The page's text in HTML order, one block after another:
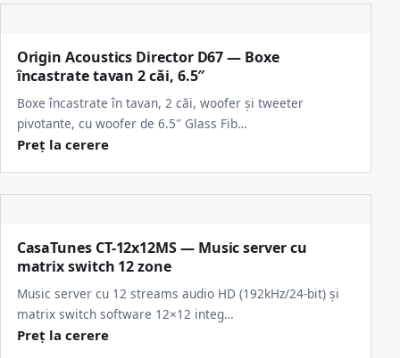
Origin Acoustics Director D67 — Boxe
încastrate tavan 2 căi, 6.5″
Boxe încastrate în tavan, 2 căi, woofer și tweeter
pivotante, cu woofer de 6.5″ Glass Fib…
Preț la cerere
CasaTunes CT-12x12MS — Music server cu
matrix switch 12 zone
Music server cu 12 streams audio HD (192kHz/24-bit) și
matrix switch software 12×12 integ…
Preț la cerere